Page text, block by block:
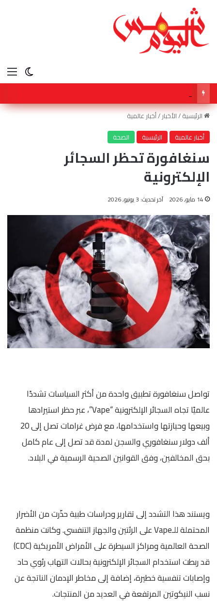
الرئيسية/الأخبار/أخبار عالمية
أخبار عالمية
الرئيسية الصحة
سنغافورة تحظر السجائر
الإلكترونية
14 مايو, 2026 آخر تحديث: 3 يونيو, 2026
تواصل سنغافورة تطبيق واحدة من أكثر السياسات تشددًا
عالميًا تجاه السجائر الإلكترونية “Vape”، عبر حظر استيرادها
وبيعها وحيازتها واستخدامها، مع فرض غرامات تصل إلى 20
ألف دولار سنغافوري والسجن لمدة قد تصل إلى عام كامل
بحق المخالفين، وفق القوانين الصحية الرسمية في البلاد.
ويستند هذا التشدد إلى تقارير ودراسات طبية حذّرت من الأضرار
المحتملة للـVape على الرئتين والجهاز التنفسي. وكانت منظمة
الصحة العالمية ومراكز السيطرة على الأمراض الأمريكية (CDC)
قد ربطت استخدام السجائر الإلكترونية بحالات التهاب رئوي حاد
وإصابات تنفسية خطيرة، إضافة إلى مخاطر الإدمان الناتجة عن
نسب النيكوتين المرتفعة في العديد من المنتجات.